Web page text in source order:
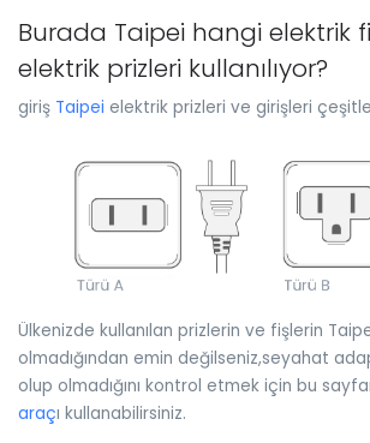
Burada Taipei hangi elektrik
elektrik prizleri kullanılıyor?
giriş Taipei elektrik prizleri ve girişleri
Ülkenizde kullanılan prizlerin ve fişlerin
olmadığından emin değilseniz,seyahat
olup olmadığını kontrol etmek için bu
araçı kullanabilirsiniz.